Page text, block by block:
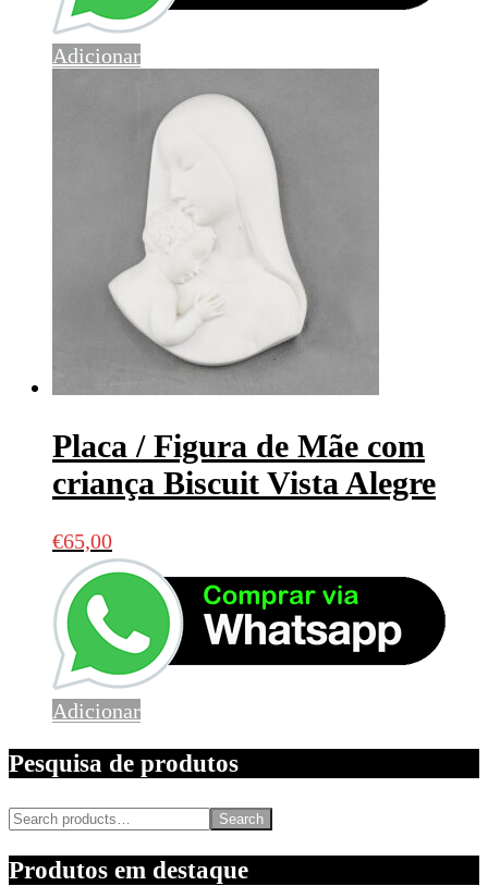
Adicionar
Placa / Figura de Mãe com
criança Biscuit Vista Alegre
€65,00
Adicionar
Pesquisa de produtos
Search
Produtos em destaque